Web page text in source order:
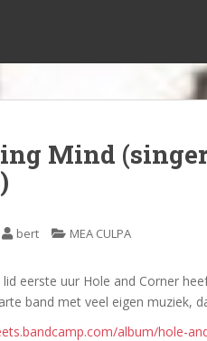
Mind
bert MEA CULPA
lid eerste uur Hole and Corner
band met veel eigen muziek,
album/hole-